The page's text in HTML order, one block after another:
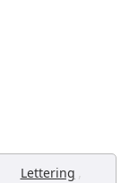
Lettering ,